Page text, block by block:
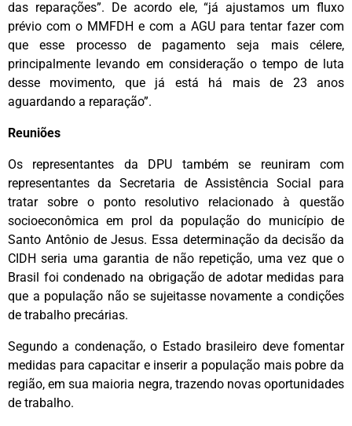
das reparações”. De acordo ele, “já ajustamos um fluxo
prévio com o MMFDH e com a AGU para tentar fazer com
que esse processo de pagamento seja mais célere,
principalmente levando em consideração o tempo de luta
desse movimento, que já está há mais de 23 anos
aguardando a reparação”.
Reuniões
Os representantes da DPU também se reuniram com
representantes da Secretaria de Assistência Social para
tratar sobre o ponto resolutivo relacionado à questão
socioeconômica em prol da população do município de
Santo Antônio de Jesus. Essa determinação da decisão da
CIDH seria uma garantia de não repetição, uma vez que o
Brasil foi condenado na obrigação de adotar medidas para
que a população não se sujeitasse novamente a condições
de trabalho precárias.
Segundo a condenação, o Estado brasileiro deve fomentar
medidas para capacitar e inserir a população mais pobre da
região, em sua maioria negra, trazendo novas oportunidades
de trabalho.